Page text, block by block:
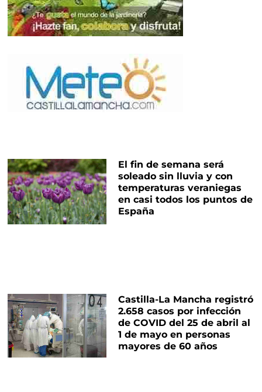
El fin de semana será
soleado sin lluvia y con
temperaturas veraniegas
en casi todos los puntos de
España
Castilla-La Mancha registró
2.658 casos por infección
de COVID del 25 de abril al
1 de mayo en personas
mayores de 60 años